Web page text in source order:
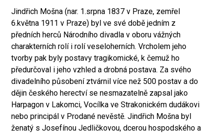
Jindřich Mošna (nar. 1.srpna 1837 v Praze, zemřel
6.května 1911 v Praze) byl ve své době jedním z
předních herců Národního divadla v oboru vážných
charakterních rolí i rolí veseloherních. Vrcholem jeho
tvorby pak byly postavy tragikomické, k čemuž ho
předurčoval i jeho vzhled a drobná postava. Za svého
divadelního působení ztvárnil více než 500 postav a do
dějin českého herectví se nesmazatelně zapsal jako
Harpagon v Lakomci, Vocílka ve Strakonickém dudákovi
nebo principál v Prodané nevěstě. Jindřich Mošna byl
ženatý s Josefínou Jedličkovou, dcerou hospodského a